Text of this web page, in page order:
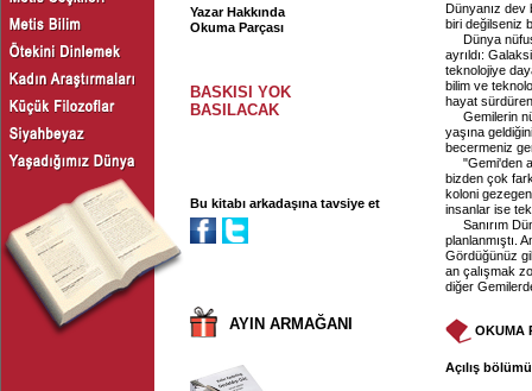
Yazar Hakkında
Okuma Parçası
BASKISI YOK
BASILACAK
Bu kitabı arkadaşına tavsiye et
AYIN ARMAĞANI
Dünyanız dev
biri değilseniz
Dünya
ayrıldı:
teknolojiye
bilim ve
hayat
Gemilerin
yaşına
becermeniz
"Gemi'den
bizden çok
koloni
insanlar ise
Sanırım
planlanmıştı.
Gördüğünüz
an çalışmak
diğer
OKUMA
Açılış